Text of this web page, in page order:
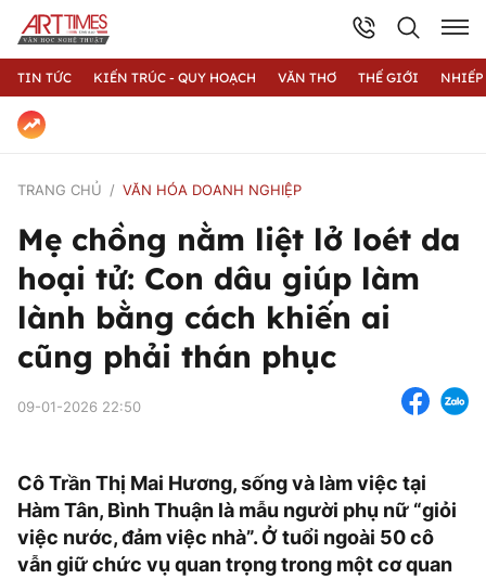
TIN TỨC KIẾN TRÚC - QUY HOẠCH VĂN THƠ THẾ GIỚI
TRANG CHỦ VĂN HÓA DOANH NGHIỆP
Mẹ chồng nằm liệt lở loét da
hoại tử: Con dâu giúp làm
lành bằng cách khiến ai
cũng phải thán phục
09-01-2026 22:50
Cô Trần Thị Mai Hương, sống và làm việc tại
Hàm Tân, Bình Thuận là mẫu người phụ nữ “giỏi
việc nước, đảm việc nhà”. Ở tuổi ngoài 50 cô
vẫn giữ chức vụ quan trọng trong một cơ quan